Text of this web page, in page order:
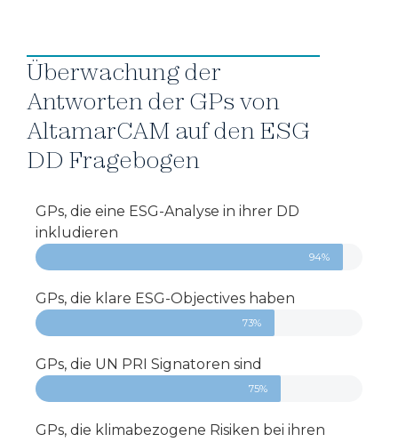
Überwachung der
Antworten der GPs von
AltamarCAM auf den ESG
DD Fragebogen
GPs, die eine ESG-Analyse in ihrer DD
inkludieren
94%
GPs, die klare ESG-Objectives haben
73%
GPs, die UN PRI Signatoren sind
75%
GPs, die klimabezogene Risiken bei ihren